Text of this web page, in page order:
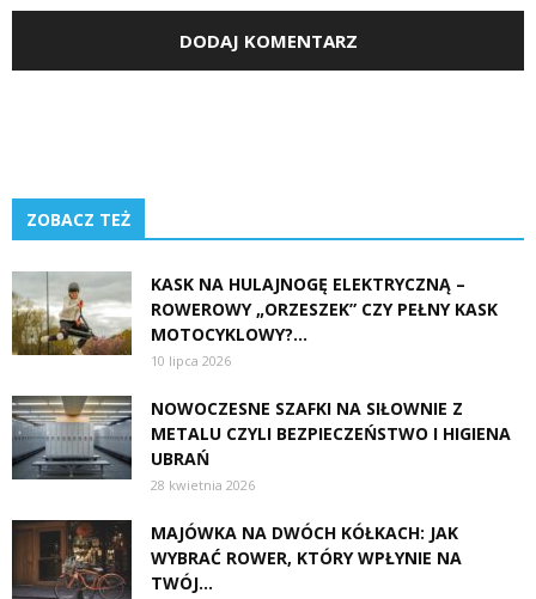
ZOBACZ TEŻ
KASK NA HULAJNOGĘ ELEKTRYCZNĄ –
ROWEROWY „ORZESZEK” CZY PEŁNY KASK
MOTOCYKLOWY?...
10 lipca 2026
NOWOCZESNE SZAFKI NA SIŁOWNIE Z
METALU CZYLI BEZPIECZEŃSTWO I HIGIENA
UBRAŃ
28 kwietnia 2026
MAJÓWKA NA DWÓCH KÓŁKACH: JAK
WYBRAĆ ROWER, KTÓRY WPŁYNIE NA
TWÓJ...